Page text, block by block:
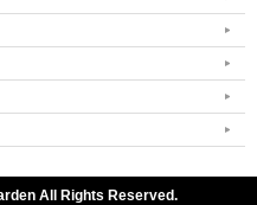
All Rights Reserved.